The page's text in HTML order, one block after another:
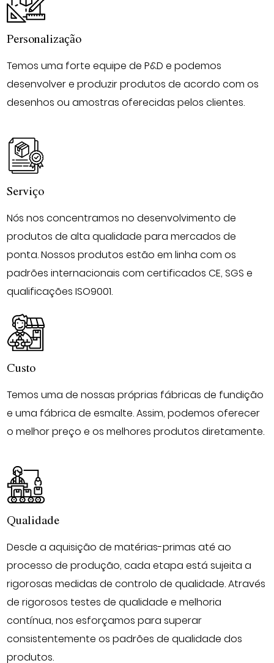
Personalização
Temos uma forte equipe de P&D e podemos
desenvolver e produzir produtos de acordo com os
desenhos ou amostras oferecidas pelos clientes.
Serviço
Nós nos concentramos no desenvolvimento de
produtos de alta qualidade para mercados de
ponta. Nossos produtos estão em linha com os
padrões internacionais com certificados CE, SGS e
qualificações ISO9001.
Custo
Temos uma de nossas próprias fábricas de fundição
e uma fábrica de esmalte. Assim, podemos oferecer
o melhor preço e os melhores produtos diretamente.
Qualidade
Desde a aquisição de matérias-primas até ao
processo de produção, cada etapa está sujeita a
rigorosas medidas de controlo de qualidade. Através
de rigorosos testes de qualidade e melhoria
contínua, nos esforçamos para superar
consistentemente os padrões de qualidade dos
produtos.